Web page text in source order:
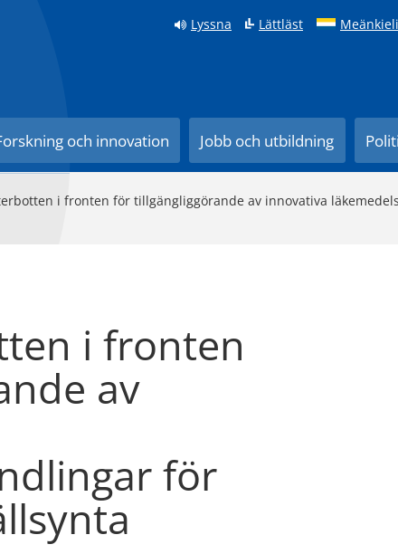
Lyssna Lättläst Meänkieli
och innovation Jobb och utbildning
i fronten för tillgängliggörande av innovativa
i fronten
av
för